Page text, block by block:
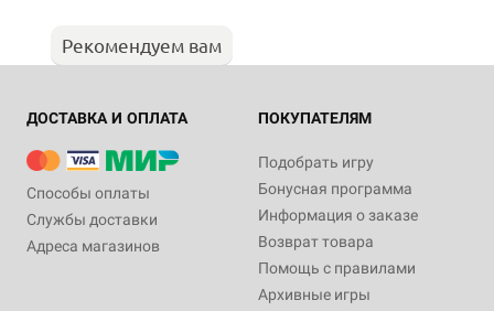
Рекомендуем вам
ДОСТАВКА И ОПЛАТА
Способы оплаты
Службы доставки
Адреса магазинов
ПОКУПАТЕЛЯМ
Подобрать игру
Бонусная программа
Информация о заказе
Возврат товара
Помощь с правилами
Архивные игры